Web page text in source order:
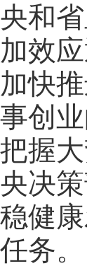
和
效
快
创
握
决
健
务。